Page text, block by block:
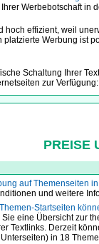
Werbebotschaft in
hoch effizient, weil
platzierte Werbung ist
Schaltung Ihrer
zur Verfügung:
PREISE
auf Themenseiten
und weitere
Startseiten
Sie eine Übersicht zur
Textlinks. Derzeit
in 18